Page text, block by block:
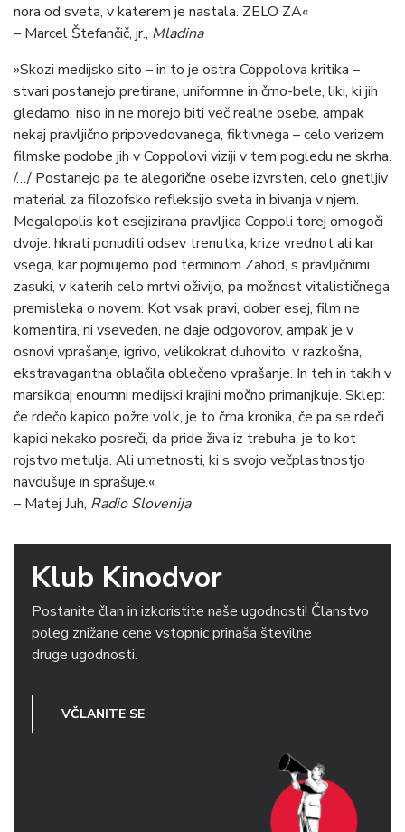
nora od sveta, v katerem je nastala. ZELO ZA«
– Marcel Štefančič, jr., Mladina
»Skozi medijsko sito – in to je ostra Coppolova kritika –
stvari postanejo pretirane, uniformne in črno-bele, liki, ki jih
gledamo, niso in ne morejo biti več realne osebe, ampak
nekaj pravljično pripovedovanega, fiktivnega – celo verizem
filmske podobe jih v Coppolovi viziji v tem pogledu ne skrha.
/…/ Postanejo pa te alegorične osebe izvrsten, celo gnetljiv
material za filozofsko refleksijo sveta in bivanja v njem.
Megalopolis kot esejizirana pravljica Coppoli torej omogoči
dvoje: hkrati ponuditi odsev trenutka, krize vrednot ali kar
vsega, kar pojmujemo pod terminom Zahod, s pravljičnimi
zasuki, v katerih celo mrtvi oživijo, pa možnost vitalističnega
premisleka o novem. Kot vsak pravi, dober esej, film ne
komentira, ni vseveden, ne daje odgovorov, ampak je v
osnovi vprašanje, igrivo, velikokrat duhovito, v razkošna,
ekstravagantna oblačila oblečeno vprašanje. In teh in takih v
marsikdaj enoumni medijski krajini močno primanjkuje. Sklep:
če rdečo kapico požre volk, je to črna kronika, če pa se rdeči
kapici nekako posreči, da pride živa iz trebuha, je to kot
rojstvo metulja. Ali umetnosti, ki s svojo večplastnostjo
navdušuje in sprašuje.«
– Matej Juh, Radio Slovenija
Klub Kinodvor
Postanite član in izkoristite naše ugodnosti! Članstvo
poleg znižane cene vstopnic prinaša številne
druge ugodnosti.
VČLANITE SE